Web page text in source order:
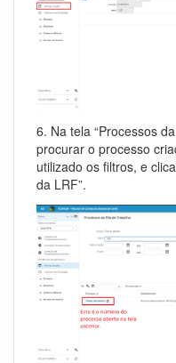
6. Na tela “Processos
procurar o processo
utilizado os filtros, e
da LRF”.